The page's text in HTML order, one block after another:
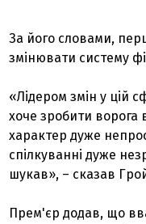
За його словами,
змінювати систему
«Лідером змін у цій
хоче зробити ворога
характер дуже
спілкуванні дуже
шукав», – сказав
Прем'єр додав, що